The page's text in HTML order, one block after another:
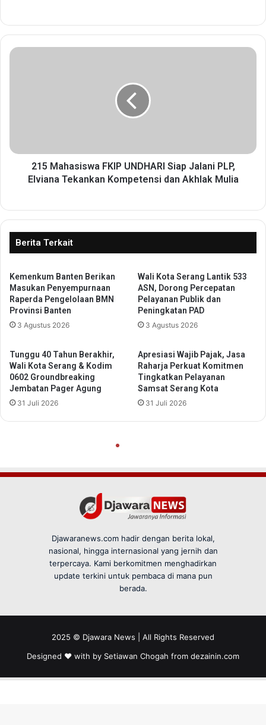
Djawaranews.com hadir dengan berita lokal,
nasional, hingga internasional yang jernih dan
terpercaya. Kami berkomitmen menghadirkan
update terkini untuk pembaca di mana pun
berada.
2025 © Djawara News | All Rights Reserved
Designed ❤️ with by Setiawan Chogah from dezainin.com